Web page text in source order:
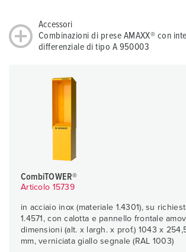
Accessori
Combinazioni di prese AMAXX® con
differenziale di tipo A 950003
CombiTOWER®
Articolo 15739
in acciaio inox (materiale 1.4301), su
1.4571, con calotta e pannello frontale
dimensioni (alt. x largh. x prof.) 1043 x
mm, verniciata giallo segnale (RAL 1003)